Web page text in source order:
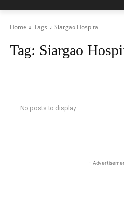
Home Tags Siargao Hospital
Tag: Siargao
No posts to display
-